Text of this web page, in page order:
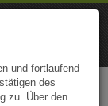
und fortlaufend
des
zu. Über den